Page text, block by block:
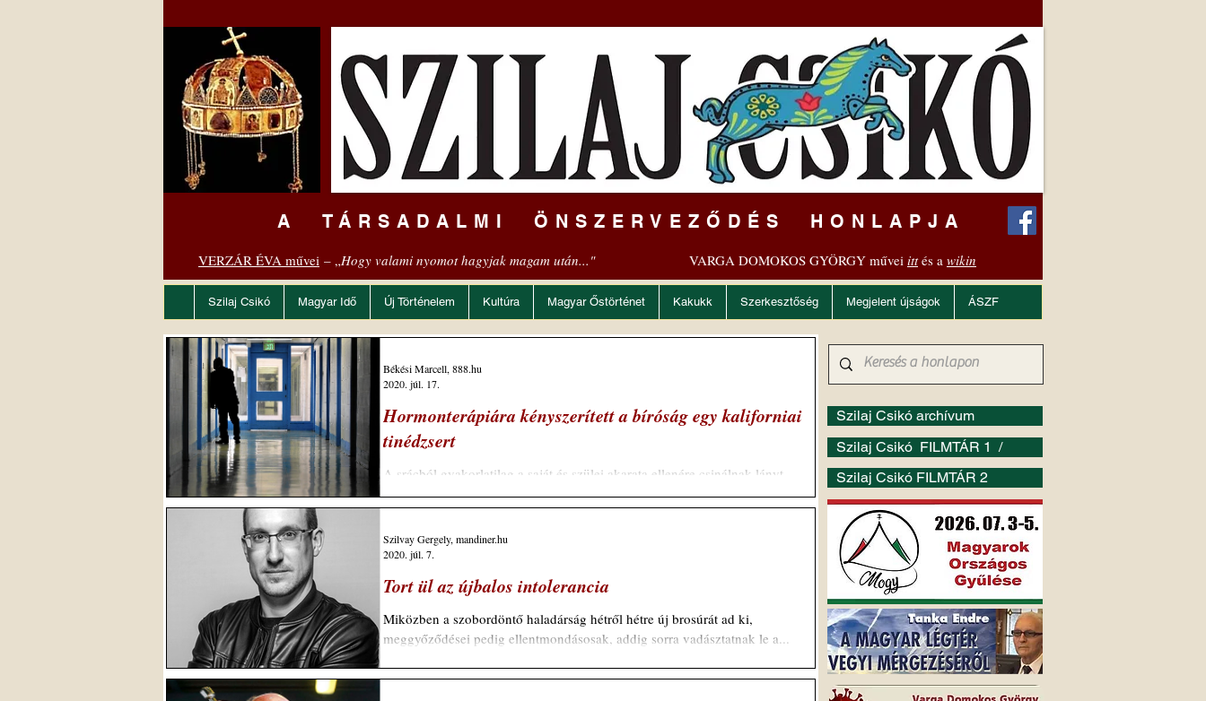
A TÁRSADALMI ÖNSZERVEZŐDÉS HONLAPJA
VERZÁR ÉVA művei – „Hogy valami nyomot hagyjak magam után..." VARGA DOMOKOS GYÖRGY művei ittés a wikin
Szilaj Csikó Magyar Idő Új Történelem Kultúra Magyar Őstörténet Kakukk Szerkesztőség Megjelent újságok ÁSZF
Hormonterápiára kényszerített a bíróság egy kaliforniai
tinédzsert
A srácból gyakorlatilag a saját és szülei akarata ellenére csinálnak lányt,
mert egy kaliforniai bíró szerint a „toxikus maszkulinitása”...
Békési Marcell, 888.hu
2020. júl. 17.
Tort ül az újbalos intolerancia
Miközben a szobordöntő haladárság hétről hétre új brosúrát ad ki,
meggyőződései pedig ellentmondásosak, addig sorra vadásztatnak le a...
Szilvay Gergely, mandiner.hu
2020. júl. 7.
Szilaj Csikó archívum
Szilaj Csikó FILMTÁR 1 /
Szilaj Csikó FILMTÁR 2